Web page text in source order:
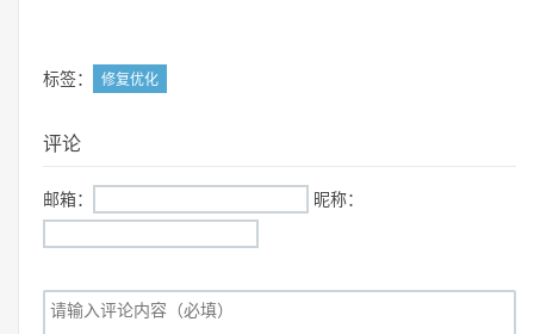
标签： 修复优化
评论
邮箱： 昵称：